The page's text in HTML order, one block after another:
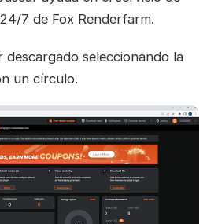
7 de Fox Renderfarm.
descargado seleccionando la
un círculo.